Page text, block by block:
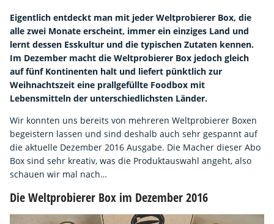
Eigentlich entdeckt man mit jeder Weltprobierer Box, die
alle zwei Monate erscheint, immer ein einziges Land und
lernt dessen Esskultur und die typischen Zutaten kennen.
Im Dezember macht die Weltprobierer Box jedoch gleich
auf fünf Kontinenten halt und liefert pünktlich zur
Weihnachtszeit eine prallgefüllte Foodbox mit
Lebensmitteln der unterschiedlichsten Länder.
Wir konnten uns bereits von mehreren Weltprobierer Boxen
begeistern lassen und sind deshalb auch sehr gespannt auf
die aktuelle Dezember 2016 Ausgabe. Die Macher dieser Abo
Box sind sehr kreativ, was die Produktauswahl angeht, also
schauen wir mal nach…
Die Weltprobierer Box im Dezember 2016